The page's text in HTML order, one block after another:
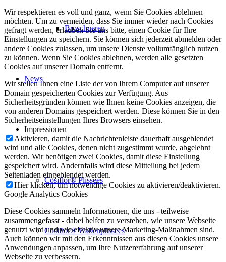
Broschueren
News
Impressionen
Cosiflor® Plissees
Cosiflor® Wabenplissees
Wir respektieren es voll und ganz, wenn Sie Cookies ablehnen
möchten. Um zu vermeiden, dass Sie immer wieder nach Cookies
gefragt werden, erlauben Sie uns bitte, einen Cookie für Ihre
Einstellungen zu speichern. Sie können sich jederzeit abmelden oder
andere Cookies zulassen, um unsere Dienste vollumfänglich nutzen
zu können. Wenn Sie Cookies ablehnen, werden alle gesetzten
Cookies auf unserer Domain entfernt.
Wir stellen Ihnen eine Liste der von Ihrem Computer auf unserer
Domain gespeicherten Cookies zur Verfügung. Aus
Sicherheitsgründen können wie Ihnen keine Cookies anzeigen, die
von anderen Domains gespeichert werden. Diese können Sie in den
Sicherheitseinstellungen Ihres Browsers einsehen.
Aktivieren, damit die Nachrichtenleiste dauerhaft ausgeblendet
wird und alle Cookies, denen nicht zugestimmt wurde, abgelehnt
werden. Wir benötigen zwei Cookies, damit diese Einstellung
gespeichert wird. Andernfalls wird diese Mitteilung bei jedem
Seitenladen eingeblendet werden.
Hier klicken, um notwendige Cookies zu aktivieren/deaktivieren.
Google Analytics Cookies
Diese Cookies sammeln Informationen, die uns - teilweise
zusammengefasst - dabei helfen zu verstehen, wie unsere Webseite
genutzt wird und wie effektiv unsere Marketing-Maßnahmen sind.
Auch können wir mit den Erkenntnissen aus diesen Cookies unsere
Anwendungen anpassen, um Ihre Nutzererfahrung auf unserer
Webseite zu verbessern.